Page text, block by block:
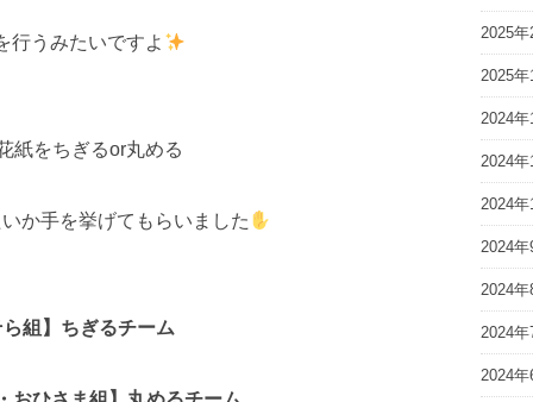
行うみたいですよ
紙をちぎるor丸める
か手を挙げてもらいました
組】ちぎるチーム
2025
2025
2024
2024
2024
2024
2024
2024
2024